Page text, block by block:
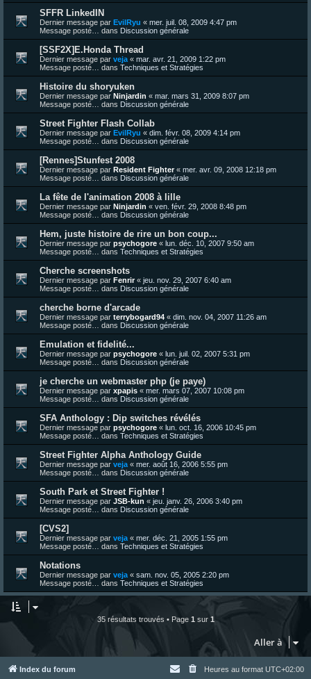
SFFR LinkedIN
Dernier message par EvilRyu « mer. juil. 08, 2009 4:47 pm
Message posté… dans Discussion générale
[SSF2X]E.Honda Thread
Dernier message par veja « mar. avr. 21, 2009 1:22 pm
Message posté… dans Techniques et Stratégies
Histoire du shoryuken
Dernier message par Ninjardin « mar. mars 31, 2009 8:07 pm
Message posté… dans Discussion générale
Street Fighter Flash Collab
Dernier message par EvilRyu « dim. févr. 08, 2009 4:14 pm
Message posté… dans Discussion générale
[Rennes]Stunfest 2008
Dernier message par Resident Fighter« mer. avr. 09, 2008 12:18 pm
Message posté… dans Discussion générale
La fête de l'animation 2008 à lille
Dernier message par Ninjardin « ven. févr. 29, 2008 8:48 pm
Message posté… dans Discussion générale
Hem, juste histoire de rire un bon coup...
Dernier message par psychogore « lun. déc. 10, 2007 9:50 am
Message posté… dans Techniques et Stratégies
Cherche screenshots
Dernier message par Fenrir« jeu. nov. 29, 2007 6:40 am
Message posté… dans Discussion générale
cherche borne d'arcade
Dernier message par terrybogard94 « dim. nov. 04, 2007 11:26 am
Message posté… dans Discussion générale
Emulation et fidelité...
Dernier message par psychogore « lun. juil. 02, 2007 5:31 pm
Message posté… dans Discussion générale
je cherche un webmaster php (je paye)
Dernier message par xpapis « mer. mars 07, 2007 10:08 pm
Message posté… dans Discussion générale
SFA Anthology : Dip switches révélés
Dernier message par psychogore « lun. oct. 16, 2006 10:45 pm
Message posté… dans Techniques et Stratégies
Street Fighter Alpha Anthology Guide
Dernier message par veja « mer. août 16, 2006 5:55 pm
Message posté… dans Discussion générale
South Park et Street Fighter !
Dernier message par JSB-kun « jeu. janv. 26, 2006 3:40 pm
Message posté… dans Discussion générale
[CVS2]
Dernier message par veja « mer. déc. 21, 2005 1:55 pm
Message posté… dans Techniques et Stratégies
Notations
Dernier message par veja « sam. nov. 05, 2005 2:20 pm
Message posté… dans Techniques et Stratégies
35 résultats trouvés • Page 1 sur 1
Aller à
Index du forum Heures au format UTC+02:00